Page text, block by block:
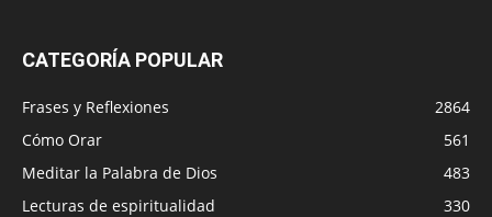
CATEGORÍA POPULAR
Frases y Reflexiones
2864
Cómo Orar
561
Meditar la Palabra de Dios
483
Lecturas de espiritualidad
330